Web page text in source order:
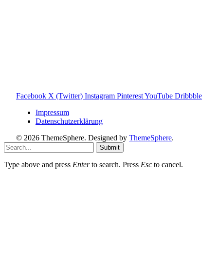
Facebook X (Twitter) Instagram PinterestYouTube Dribbble
Impressum
Datenschutzerklärung
© 2026 ThemeSphere. Designed by ThemeSphere.
Submit
Type above and press Enterto search. Press Esc to cancel.